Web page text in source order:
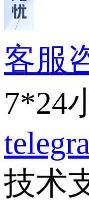
客服
7*24
技术